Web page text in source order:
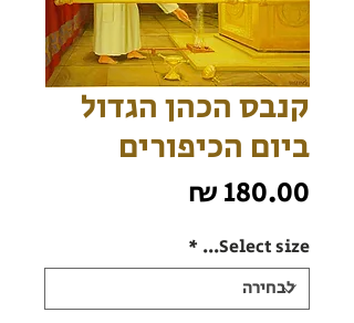
קנבס הכהן הגדול
ביום הכיפורים
Select size...
*